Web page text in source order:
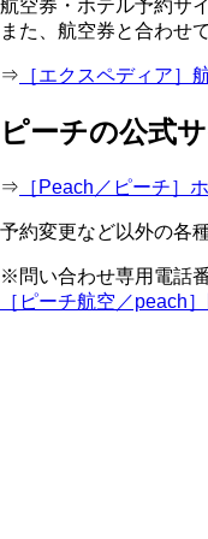
航空券・ホテル予約サ
また、航空券と合わせ
⇒ ［エクスペディア］
ピーチの公式
⇒ ［Peach／ピーチ］
予約変更など以外の各
※問い合わせ専用電話
［ピーチ航空／peach